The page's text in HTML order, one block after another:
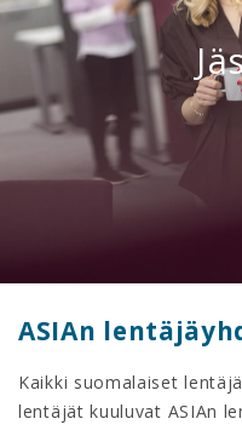
ASIAn
Kaikki suomalaiset
lentäjät kuuluvat ASIAn